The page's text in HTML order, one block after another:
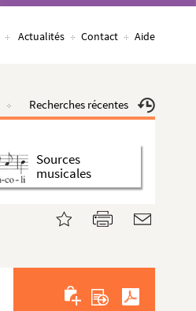
Actualités Contact Aide
Recherches récentes
Sources
musicales